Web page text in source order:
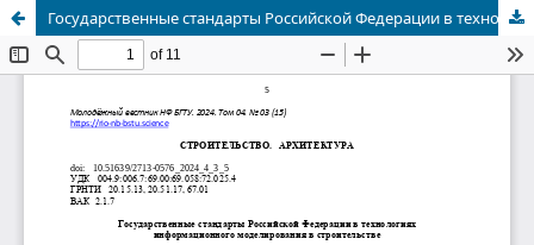
Государственные стандарты Российской Федерации в технологиях информационного моделирования в строительстве